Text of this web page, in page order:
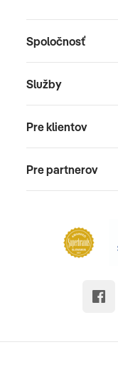
Spoločnosť
Služby
Pre klientov
Pre partnerov